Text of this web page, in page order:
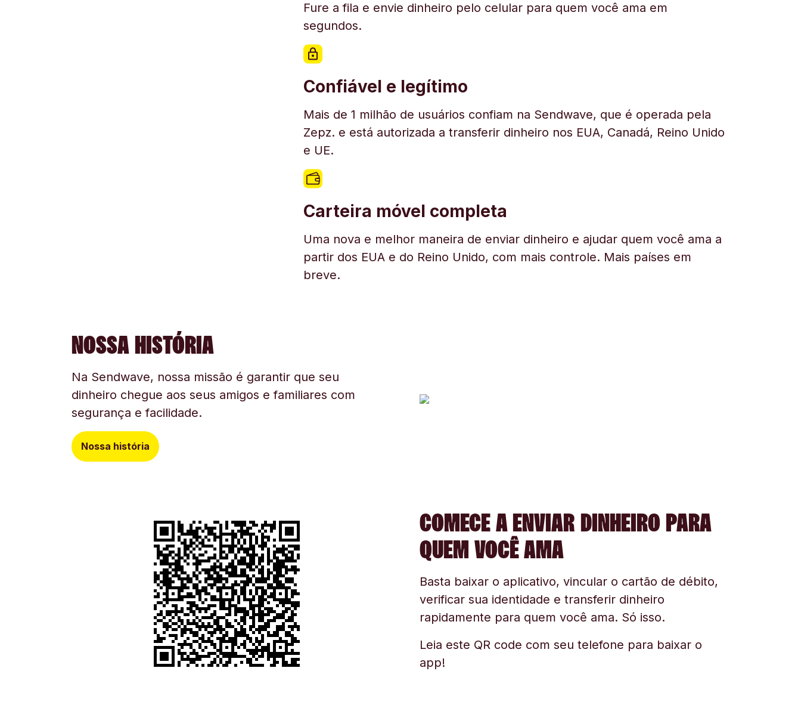
Fure a fila e envie dinheiro pelo celular para quem você ama em
segundos.
Confiável e legítimo
Mais de 1 milhão de usuários confiam na Sendwave, que é operada pela
Zepz. e está autorizada a transferir dinheiro nos EUA, Canadá, Reino Unido
e UE.
Carteira móvel completa
Uma nova e melhor maneira de enviar dinheiro e ajudar quem você ama a
partir dos EUA e do Reino Unido, com mais controle. Mais países em
breve.
NOSSA HISTÓRIA
Na Sendwave, nossa missão é garantir que seu
dinheiro chegue aos seus amigos e familiares com
segurança e facilidade.
Nossa história
COMECE A ENVIAR DINHEIRO PARA
QUEM VOCÊ AMA
Basta baixar o aplicativo, vincular o cartão de débito,
verificar sua identidade e transferir dinheiro
rapidamente para quem você ama. Só isso.
Leia este QR code com seu telefone para baixar o
app!